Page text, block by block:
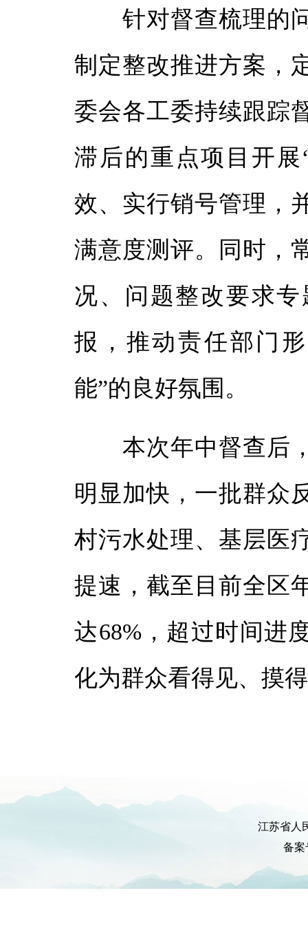
针对督查梳理的问
制定整改推进方案，
委会各工委持续跟踪
滞后的重点项目开
效、实行销号管理，
满意度测评。同时，
况、问题整改要求
报，推动责任部门
能”的良好氛围。
本次年中督查后，
明显加快，一批群众
村污水处理、基层医
提速，截至目前全区
达68%，超过时间进
化为群众看得见、摸
江苏省人
备案